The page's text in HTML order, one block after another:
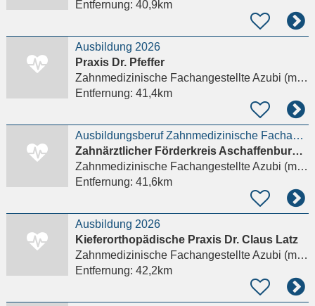
Entfernung: 40,9km
Ausbildung 2026
Praxis Dr. Pfeffer
Zahnmedizinische Fachangestellte Azubi (m/w/d)
Entfernung: 41,4km
Ausbildungsberuf Zahnmedizinische Fachangestellte (ZFA)
Zahnärztlicher Förderkreis Aschaffenburg e.V.
Zahnmedizinische Fachangestellte Azubi (m/w/d)
Entfernung: 41,6km
Ausbildung 2026
Kieferorthopädische Praxis Dr. Claus Latz
Zahnmedizinische Fachangestellte Azubi (m/w/d)
Entfernung: 42,2km